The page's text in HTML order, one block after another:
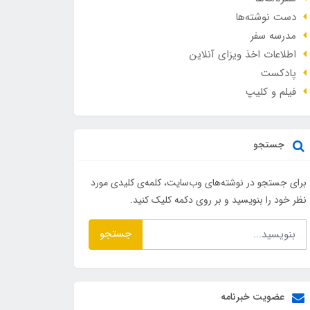
دست نوشته‌ها
مدرسه سفر
اطلاعات اخذ ویزای آنلاین
پادکست
فیلم و کلیپ
جستجو
برای جستجو در نوشته‌های وب‌سایت، کلمه‌ی کلیدی مورد
نظر خود را بنویسید و بر روی دکمه کلیک کنید.
جستجو
عضویت خبرنامه